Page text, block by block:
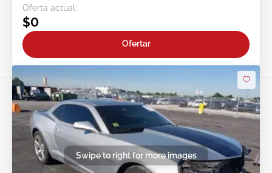
Oferta actual:
$0
Ofertar
Swipe to right for more images